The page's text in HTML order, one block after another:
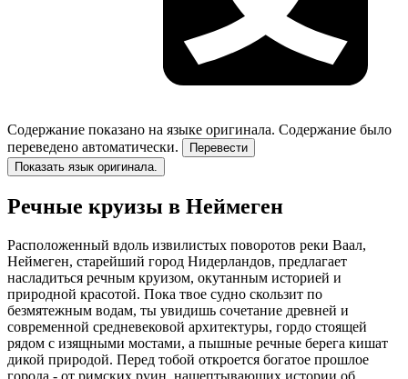
Содержание показано на языке оригинала. Содержание было
переведено автоматически.
Перевести
Показать язык оригинала.
Речные круизы в Неймеген
Расположенный вдоль извилистых поворотов реки Ваал,
Неймеген, старейший город Нидерландов, предлагает
насладиться речным круизом, окутанным историей и
природной красотой. Пока твое судно скользит по
безмятежным водам, ты увидишь сочетание древней и
современной средневековой архитектуры, гордо стоящей
рядом с изящными мостами, а пышные речные берега кишат
дикой природой. Перед тобой откроется богатое прошлое